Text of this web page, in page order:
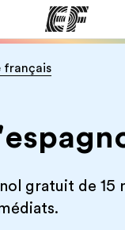
français
gratuit de 15